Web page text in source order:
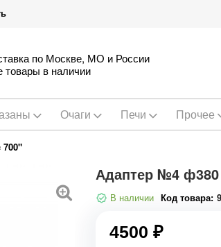
по Москве, МО и России
товары в наличии
Очаги Печи Прочее
Адаптер №4
В наличии Код товара:
4500 ₽